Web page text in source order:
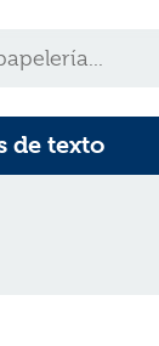
de texto